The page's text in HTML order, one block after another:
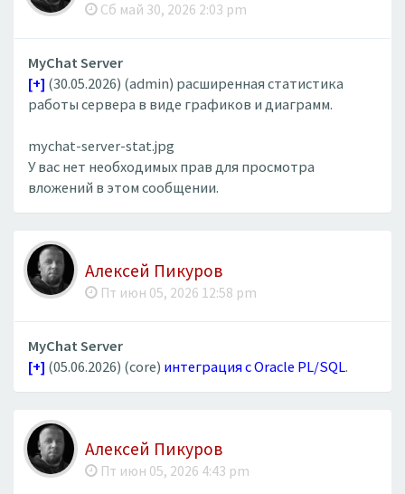
Сб май 30, 2026 2:03 pm
MyChat Server
[+] (30.05.2026) (admin) расширенная статистика
работы сервера в виде графиков и диаграмм.
mychat-server-stat.jpg
У вас нет необходимых прав для просмотра
вложений в этом сообщении.
Алексей Пикуров
Пт июн 05, 2026 12:58 pm
MyChat Server
[+] (05.06.2026) (core) интеграция с Oracle PL/SQL.
Алексей Пикуров
Пт июн 05, 2026 4:43 pm